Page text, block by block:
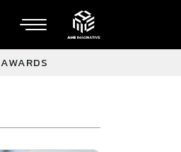
AWARDS